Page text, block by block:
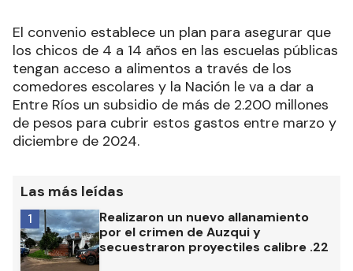
El convenio establece un plan para asegurar que
los chicos de 4 a 14 años en las escuelas públicas
tengan acceso a alimentos a través de los
comedores escolares y la Nación le va a dar a
Entre Ríos un subsidio de más de 2.200 millones
de pesos para cubrir estos gastos entre marzo y
diciembre de 2024.
Las más leídas
Realizaron un nuevo allanamiento
por el crimen de Auzqui y
secuestraron proyectiles calibre .22
1